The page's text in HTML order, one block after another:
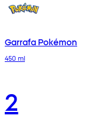
Garrafa Pokémon
450 ml
2